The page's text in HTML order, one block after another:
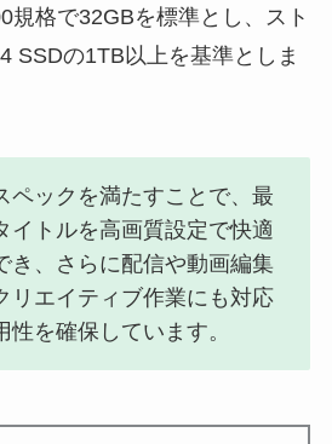
規格で32GBを標準とし、スト
SSDの1TB以上を基準としま
ペックを満たすことで、最
イトルを高画質設定で快適
き、さらに配信や動画編集
リエイティブ作業にも対応
性を確保しています。